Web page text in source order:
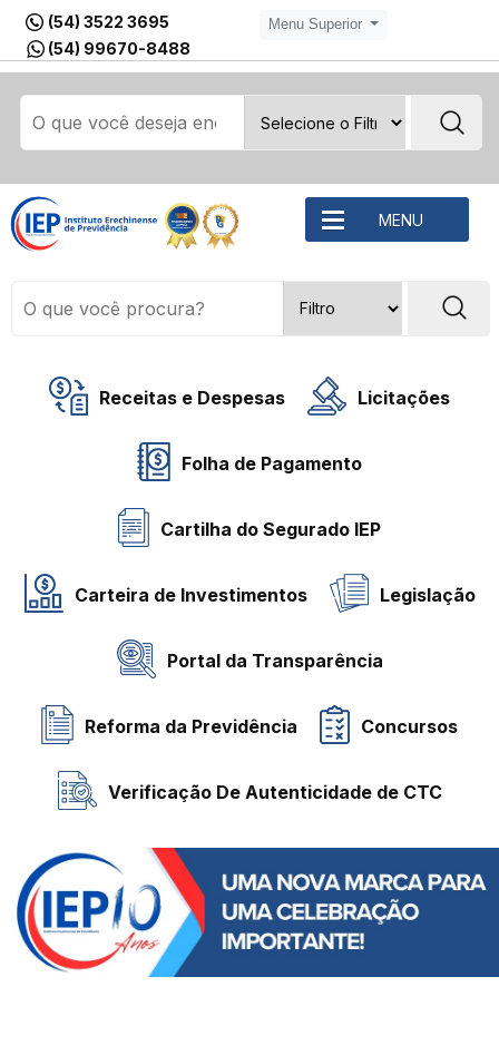
(54) 3522 3695
(54) 99670-8488
Menu Superior
MENU
Receitas e Despesas Licitações
Folha de Pagamento
Cartilha do Segurado IEP
Carteira de Investimentos Legislação
Portal da Transparência
Reforma da Previdência Concursos
Verificação De Autenticidade de CTC